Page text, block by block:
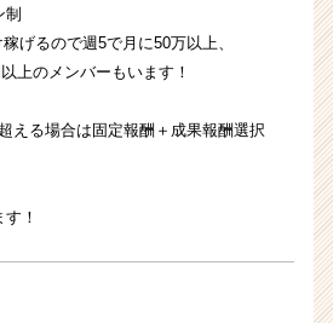
げるので週5で月に50万以上、
上のメンバーもいます！
える場合は固定報酬＋成果報酬選択
！